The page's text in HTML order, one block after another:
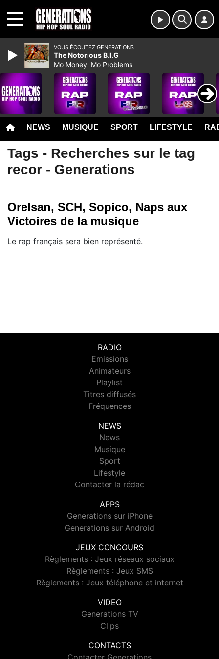
NEWS MUSIQUE SPORT LIFESTYLE
Tags - Recherches sur le tag
recor - Generations
Orelsan, SCH, Sopico, Naps aux
Victoires de la musique
Le rap français sera bien représenté.
RADIO
Emissions
Animateurs
Playlist
Titres diffusés
Fréquences
NEWS
News
Musique
Sport
Lifestyle
Contacter la rédac
APPS
Generations sur iPhone
Generations sur Android
JEUX CONCOURS
Règlements : Jeux réseaux sociaux
Règlements : Jeux SMS
Règlements : Jeux téléphone et internet
VIDEO
Generations TV
Clips
CONTACTS
VOUS ÉCOUTEZ GENERATIONS
The Notorious B.I.G
Mo Money, Mo Problems